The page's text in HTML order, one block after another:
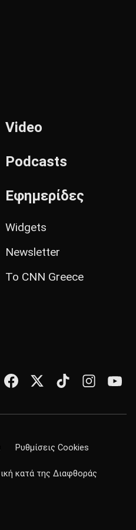
Video
Podcasts
Εφημερίδες
Widgets
Newsletter
Το CNN Greece
Ρυθμίσεις Cookies
κατά της Διαφθοράς